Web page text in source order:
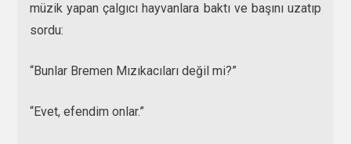
müzik yapan çalgıcı hayvanlara baktı ve başını uzatıp
sordu:
“Bunlar Bremen Mızıkacıları değil mi?”
“Evet, efendim onlar.”